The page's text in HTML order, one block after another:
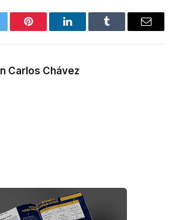
Pinterest LinkedInTumblr Email
Carlos Chávez